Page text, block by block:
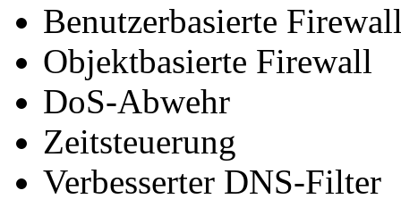
Benutzerbasierte
Objektbasierte Firewall
DoS-Abwehr
Zeitsteuerung
Verbesserter DNS-Filter